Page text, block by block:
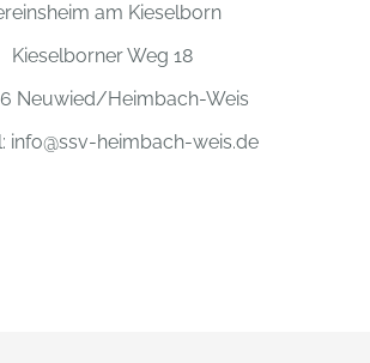
am Kieselborn
Kieselborner Weg 18
Neuwied/Heimbach-Weis
info@ssv-heimbach-weis.de